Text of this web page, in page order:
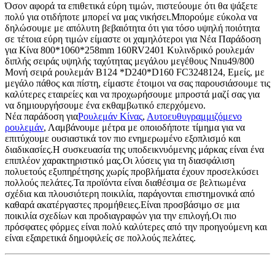
Όσον αφορά τα επιθετικά εύρη τιμών, πιστεύουμε ότι θα ψάξετε
πολύ για οτιδήποτε μπορεί να μας νικήσει.Μπορούμε εύκολα να
δηλώσουμε με απόλυτη βεβαιότητα ότι για τόσο υψηλή ποιότητα
σε τέτοια εύρη τιμών είμαστε οι χαμηλότεροι για Νέα Παράδοση
για Κίνα 800*1060*258mm 160RV2401 Κυλινδρικό ρουλεμάν
διπλής σειράς υψηλής ταχύτητας μεγάλου μεγέθους Nnu49/800
Μονή σειρά ρουλεμάν B124 *D240*D160 FC3248124, Εμείς, με
μεγάλο πάθος και πίστη, είμαστε έτοιμοι να σας παρουσιάσουμε τις
καλύτερες εταιρείες και να προχωρήσουμε μπροστά μαζί σας για
να δημιουργήσουμε ένα εκθαμβωτικό επερχόμενο.
Νέα παράδοση γιαΡουλεμάν Κίνας, Αυτοευθυγραμμιζόμενο
ρουλεμάν, Λαμβάνουμε μέτρα με οποιοδήποτε τίμημα για να
επιτύχουμε ουσιαστικά τον πιο ενημερωμένο εξοπλισμό και
διαδικασίες.Η συσκευασία της υποδεικνυόμενης μάρκας είναι ένα
επιπλέον χαρακτηριστικό μας.Οι λύσεις για τη διασφάλιση
πολυετούς εξυπηρέτησης χωρίς προβλήματα έχουν προσελκύσει
πολλούς πελάτες.Τα προϊόντα είναι διαθέσιμα σε βελτιωμένα
σχέδια και πλουσιότερη ποικιλία, παράγονται επιστημονικά από
καθαρά ακατέργαστες προμήθειες.Είναι προσβάσιμο σε μια
ποικιλία σχεδίων και προδιαγραφών για την επιλογή.Οι πιο
πρόσφατες φόρμες είναι πολύ καλύτερες από την προηγούμενη και
είναι εξαιρετικά δημοφιλείς σε πολλούς πελάτες.